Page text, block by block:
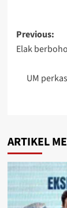
Previous:
Elak
UM
ARTIKEL